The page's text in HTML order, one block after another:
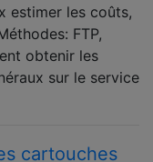
estimer les coûts,
FTP,
obtenir les
sur le service
cartouches